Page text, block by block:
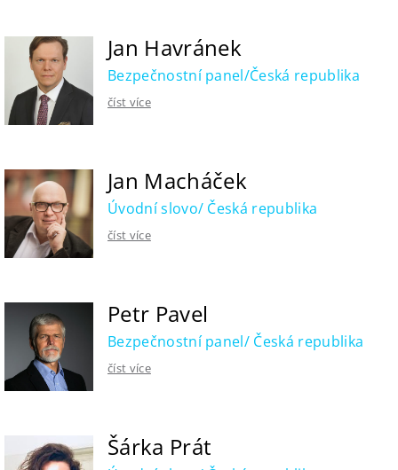
Jan Havránek
Bezpečnostní panel/Česká republika
číst více
Jan Macháček
Úvodní slovo/ Česká republika
číst více
Petr Pavel
Bezpečnostní panel/ Česká republika
číst více
Šárka Prát